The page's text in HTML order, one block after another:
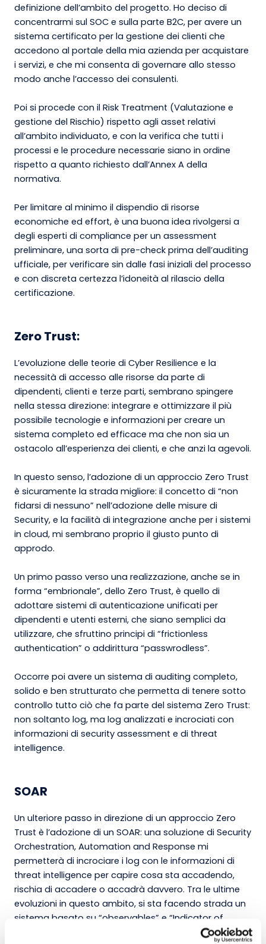
definizione dell’ambito del progetto. Ho deciso di
concentrarmi sul SOC e sulla parte B2C, per avere un
sistema certificato per la gestione dei clienti che
accedono al portale della mia azienda per acquistare
i servizi, e che mi consenta di governare allo stesso
modo anche l’accesso dei consulenti.
Poi si procede con il Risk Treatment (Valutazione e
gestione del Rischio) rispetto agli asset relativi
all’ambito individuato, e con la verifica che tutti i
processi e le procedure necessarie siano in ordine
rispetto a quanto richiesto dall’Annex A della
normativa.
Per limitare al minimo il dispendio di risorse
economiche ed effort, è una buona idea rivolgersi a
degli esperti di compliance per un assessment
preliminare, una sorta di pre-check prima dell’auditing
ufficiale, per verificare sin dalle fasi iniziali del processo
e con discreta certezza l’idoneità al rilascio della
certificazione.
Zero Trust:
L’evoluzione delle teorie di Cyber Resilience e la
necessità di accesso alle risorse da parte di
dipendenti, clienti e terze parti, sembrano spingere
nella stessa direzione: integrare e ottimizzare il più
possibile tecnologie e informazioni per creare un
sistema completo ed efficace ma che non sia un
ostacolo all’esperienza dei clienti, e che anzi la agevoli.
In questo senso, l’adozione di un approccio Zero Trust
è sicuramente la strada migliore: il concetto di “non
fidarsi di nessuno” nell’adozione delle misure di
Security, e la facilità di integrazione anche per i sistemi
in cloud, mi sembrano proprio il giusto punto di
approdo.
Un primo passo verso una realizzazione, anche se in
forma “embrionale”, dello Zero Trust, è quello di
adottare sistemi di autenticazione unificati per
dipendenti e utenti esterni, che siano semplici da
utilizzare, che sfruttino principi di “frictionless
authentication” o addirittura “passwrodless”.
Occorre poi avere un sistema di auditing completo,
solido e ben strutturato che permetta di tenere sotto
controllo tutto ciò che fa parte del sistema Zero Trust:
non soltanto log, ma log analizzati e incrociati con
informazioni di security assessment e di threat
intelligence.
SOAR
Un ulteriore passo in direzione di un approccio Zero
Trust è l’adozione di un SOAR: una soluzione di Security
Orchestration, Automation and Response mi
permetterà di incrociare i log con le informazioni di
threat intelligence per capire cosa sta accadendo,
rischia di accadere o accadrà davvero. Tra le ultime
evoluzioni in questo ambito, si sta facendo strada un
sistema basato su “observables” e “Indicator of
Compromise” (IoC). Si tratta di un approccio facile da